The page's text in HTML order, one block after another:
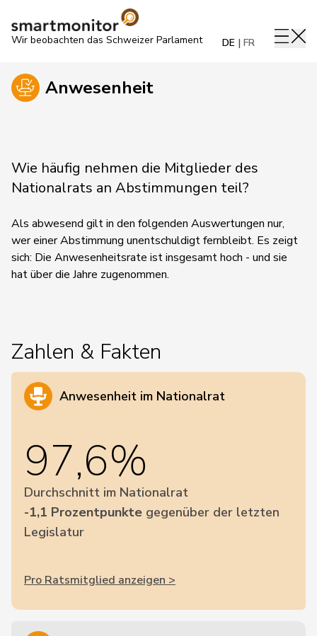
Wir beobachten das Schweizer Parlament DE FR
Anwesenheit
Wie häufig nehmen die Mitglieder des
Nationalrats an Abstimmungen teil?
Als abwesend gilt in den folgenden Auswertungen nur,
wer einer Abstimmung unentschuldigt fernbleibt. Es zeigt
sich: Die Anwesenheitsrate ist insgesamt hoch - und sie
hat über die Jahre zugenommen.
Zahlen & Fakten
Anwesenheit im Nationalrat
97,6%
Durchschnitt im Nationalrat
-1,1 Prozentpunkte gegenüber der letzten
Legislatur
Pro Ratsmitglied anzeigen >